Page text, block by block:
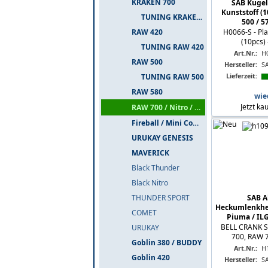
KRAKEN 700
TUNING KRAKEN 700
RAW 420
TUNING RAW 420
RAW 500
TUNING RAW 500
RAW 580
RAW 700 / Nitro / PIUMA
Fireball / Mini Comet
URUKAY GENESIS
MAVERICK
Black Thunder
Black Nitro
THUNDER SPORT
COMET
URUKAY
Goblin 380 / BUDDY
Goblin 420
SAB
Kunststoff
500 /
H0066-S -
(10pcs)
Art.Nr.:
Hersteller:
Lieferzeit:
Jetzt
SAB
Piuma /
BELL CRANK
700, RAW
Art.Nr.:
Hersteller: